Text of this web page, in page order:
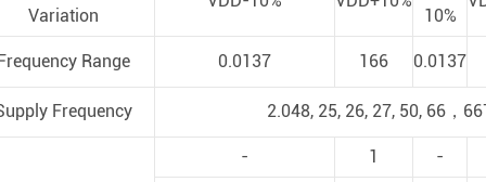
„
isierte
neue
“aus
Variation
10%
Range 0.0137 166 0.0137
Frequency 2.048, 25, 26, 27, 50, 66，
- 1
-